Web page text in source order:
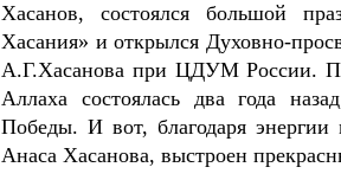
Хасанов, состоялся большой
Хасания» и открылся Духовно-
А.Г.Хасанова при ЦДУМ России.
Аллаха состоялась два года
Победы. И вот, благодаря
Анаса Хасанова, выстроен